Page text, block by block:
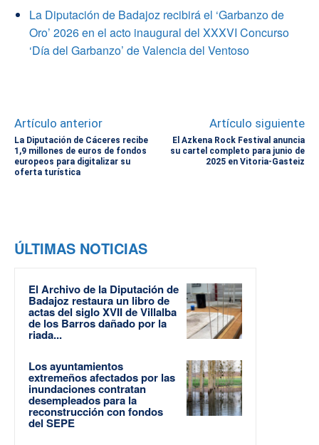
La Diputación de Badajoz recibirá el ‘Garbanzo de
Oro’ 2026 en el acto inaugural del XXXVI Concurso
‘Día del Garbanzo’ de Valencia del Ventoso
Artículo anterior
La Diputación de Cáceres recibe
1,9 millones de euros de fondos
europeos para digitalizar su
oferta turística
Artículo siguiente
El Azkena Rock Festival anuncia
su cartel completo para junio de
2025 en Vitoria-Gasteiz
ÚLTIMAS NOTICIAS
El Archivo de la Diputación de
Badajoz restaura un libro de
actas del siglo XVII de Villalba
de los Barros dañado por la
riada...
Los ayuntamientos
extremeños afectados por las
inundaciones contratan
desempleados para la
reconstrucción con fondos
del SEPE